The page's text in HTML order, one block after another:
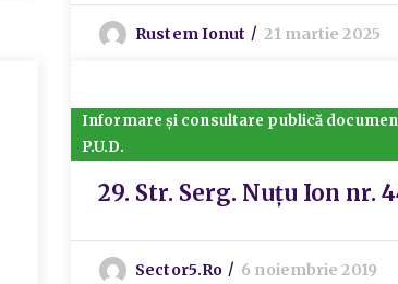
Rustem Ionut 21 martie 2025
Informare și consultare publică
P.U.D.
29. Str. Serg. Nuțu Ion nr.
Sector5.ro 6 noiembrie 2019